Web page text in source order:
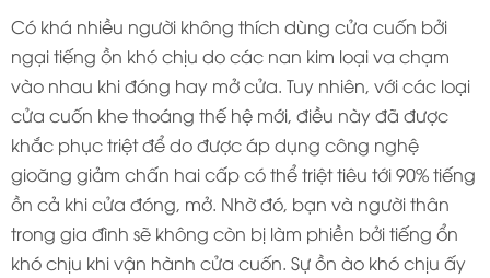
Có khá nhiều người không thích dùng cửa cuốn bởi
ngại tiếng ồn khó chịu do các nan kim loại va chạm
vào nhau khi đóng hay mở cửa. Tuy nhiên, với các loại
cửa cuốn khe thoáng thế hệ mới, điều này đã được
khắc phục triệt để do được áp dụng công nghệ
gioăng giảm chấn hai cấp có thể triệt tiêu tới 90% tiếng
ồn cả khi cửa đóng, mở. Nhờ đó, bạn và người thân
trong gia đình sẽ không còn bị làm phiền bởi tiếng ổn
khó chịu khi vận hành cửa cuốn. Sự ồn ào khó chịu ấy